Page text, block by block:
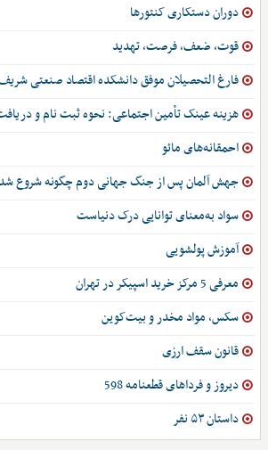
دوران دستکاری کنتورها
قوت، ضعف، فرصت، تهدید
فارغ التحصیلان موفق دانشکده اقتصاد صنعتی
هزینه عینک تأمین اجتماعی: نحوه ثبت نام و
احمقانه‌های مائو
جهش آلمان پس از جنگ جهانی دوم چگونه شروع
سواد به‌معنای توانایی درک دنیاست
آموزش پولشویی
معرفی 5 مرکز خرید اسپیکر در تهران
سکس، مواد مخدر و بیت‌کوین
قانون سقف ارزی
دیروز و فرداهای قطعنامه 598
داستان ۵۳ نفر